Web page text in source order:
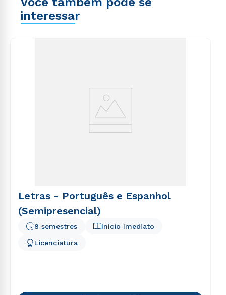
interessar
Letras - Português e Espanhol
(Semipresencial)
Início Imediato
8 semestres
Licenciatura